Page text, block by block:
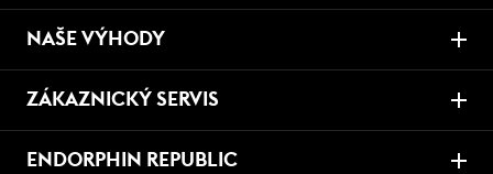
NAŠE VÝHODY
ZÁKAZNICKÝ SERVIS
ENDORPHIN REPUBLIC